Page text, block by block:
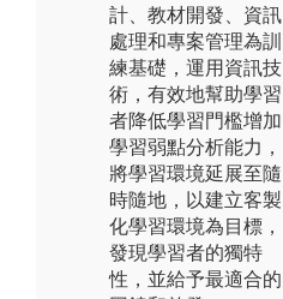
計、教材開發、資訊
處理和專案管理為訓
練基礎，運用資訊技
術，有效地幫助學習
者降低學習門檻增加
學習弱點分析能力，
將學習環境延展至隨
時隨地，以建立客製
化學習環境為目標，
發現學習者的獨特
性，並給予最適合的